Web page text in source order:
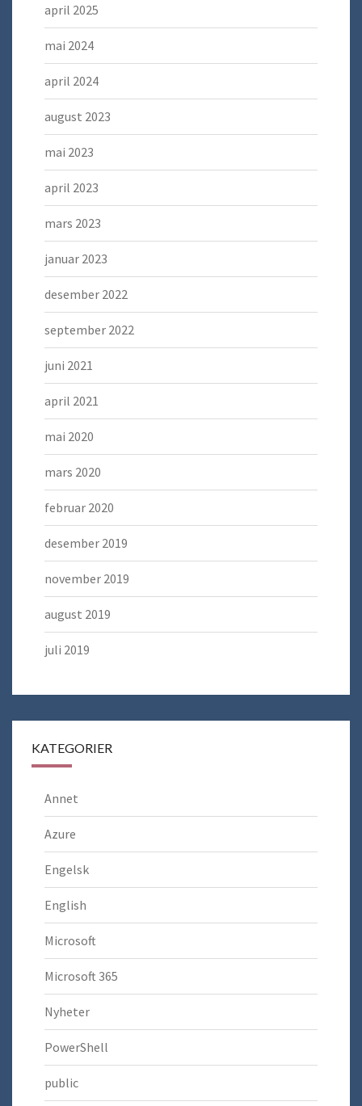
april 2025
mai 2024
april 2024
august 2023
mai 2023
april 2023
mars 2023
januar 2023
desember 2022
september 2022
juni 2021
april 2021
mai 2020
mars 2020
februar 2020
desember 2019
november 2019
august 2019
juli 2019
KATEGORIER
Annet
Azure
Engelsk
English
Microsoft
Microsoft 365
Nyheter
PowerShell
public